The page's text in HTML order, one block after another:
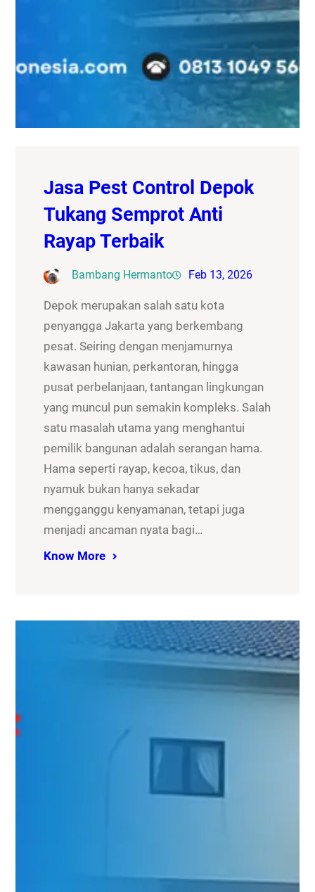
Jasa Pest Control Depok
Tukang Semprot Anti
Rayap Terbaik
Bambang Hermanto Feb 13, 2026
Depok merupakan salah satu kota
penyangga Jakarta yang berkembang
pesat. Seiring dengan menjamurnya
kawasan hunian, perkantoran, hingga
pusat perbelanjaan, tantangan lingkungan
yang muncul pun semakin kompleks. Salah
satu masalah utama yang menghantui
pemilik bangunan adalah serangan hama.
Hama seperti rayap, kecoa, tikus, dan
nyamuk bukan hanya sekadar
mengganggu kenyamanan, tetapi juga
menjadi ancaman nyata bagi…
Know More